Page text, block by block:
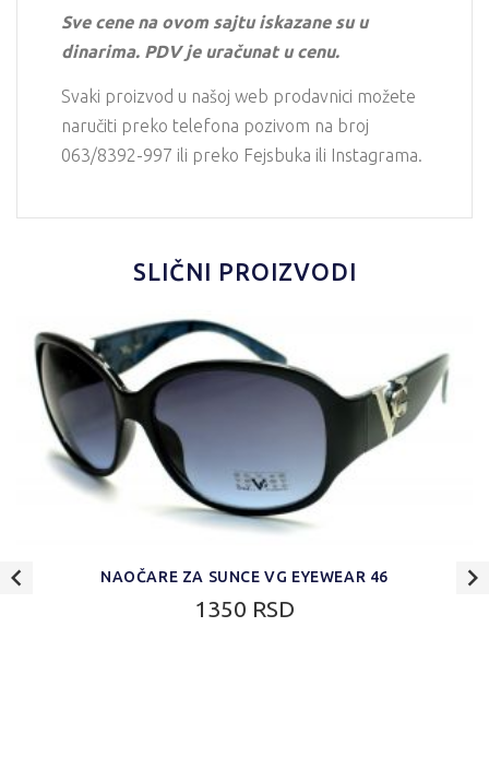
Sve cene na ovom sajtu iskazane su u
dinarima. PDV je uračunat u cenu.
Svaki proizvod u našoj web prodavnici možete
naručiti preko telefona pozivom na broj
063/8392-997 ili preko Fejsbuka ili Instagrama.
SLIČNI PROIZVODI
NAOČARE ZA SUNCE VG EYEWEAR 46
1350 RSD